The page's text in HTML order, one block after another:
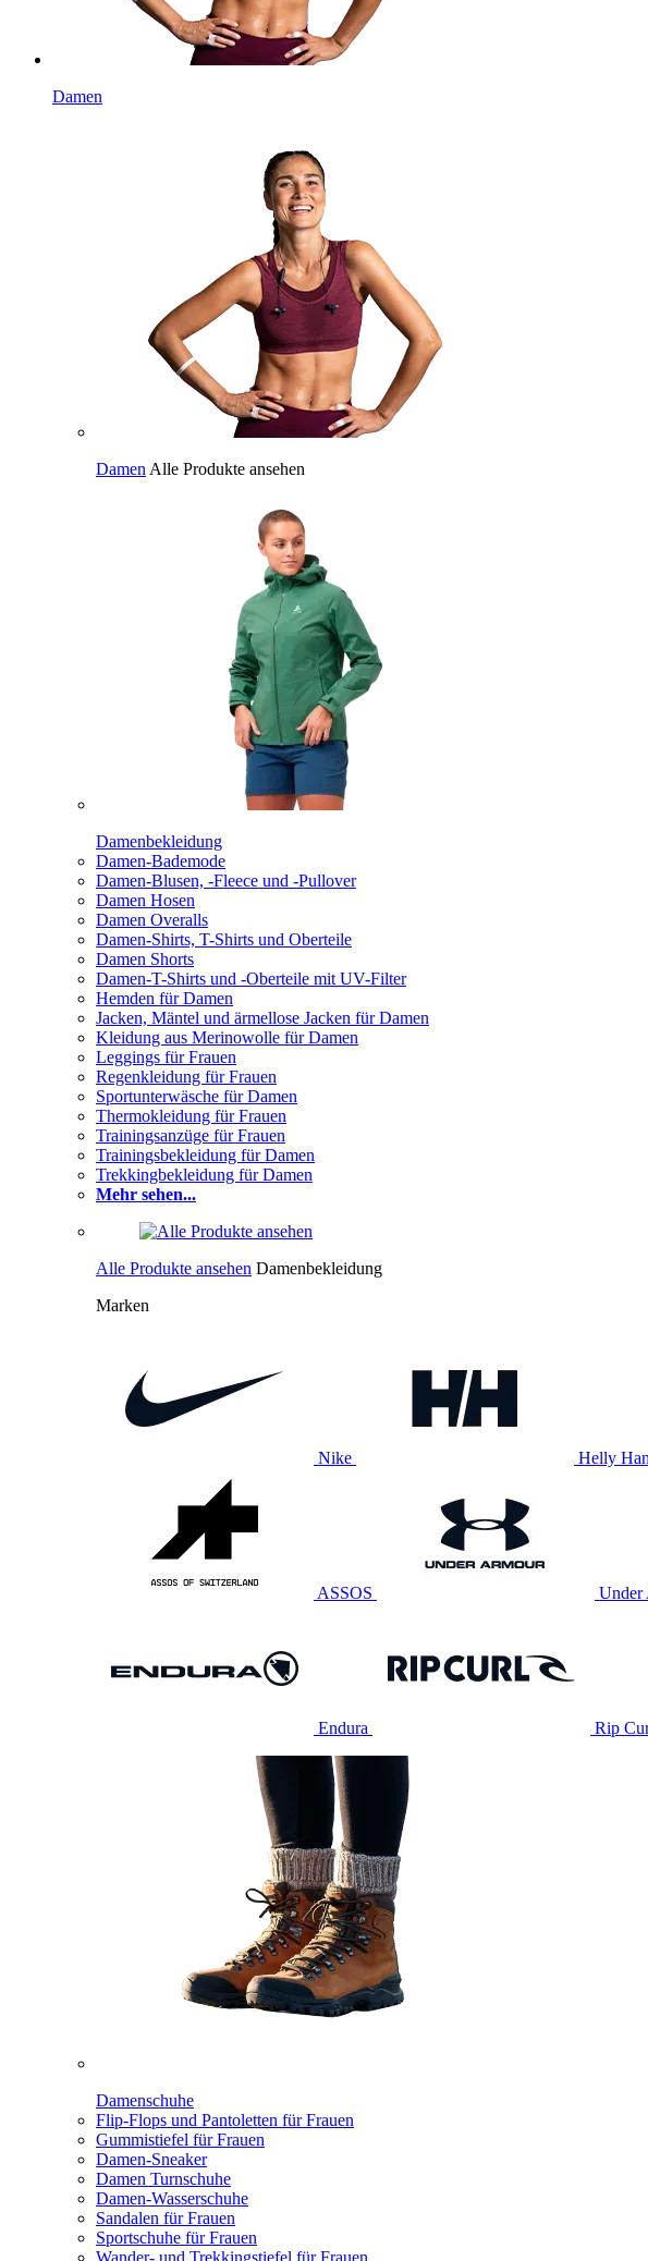
Damen
Damen Alle Produkte ansehen
Damenbekleidung
Damen-Bademode
Damen-Blusen, -Fleece und -Pullover
Damen Hosen
Damen Overalls
Damen-Shirts, T-Shirts und Oberteile
Damen Shorts
Damen-T-Shirts und -Oberteile mit UV-Filter
Hemden für Damen
Jacken, Mäntel und ärmellose Jacken für Damen
Kleidung aus Merinowolle für Damen
Leggings für Frauen
Regenkleidung für Frauen
Sportunterwäsche für Damen
Thermokleidung für Frauen
Trainingsanzüge für Frauen
Trainingsbekleidung für Damen
Trekkingbekleidung für Damen
Mehr sehen...
Alle Produkte ansehen Damenbekleidung
Marken
Nike Helly
ASSOS Under
Endura Rip
Damenschuhe
Flip-Flops und Pantoletten für Frauen
Gummistiefel für Frauen
Damen-Sneaker
Damen Turnschuhe
Damen-Wasserschuhe
Sandalen für Frauen
Sportschuhe für Frauen
Wander- und Trekkingstiefel für Frauen